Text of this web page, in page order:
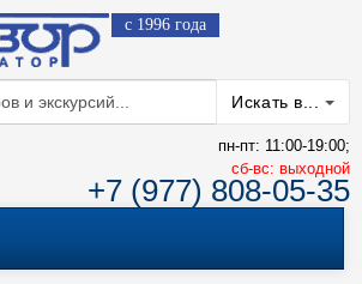
с 1996 года
Искать в...
пн-пт: 11:00-19:00;
cб-вс: выходной
+7 (977) 808-05-35